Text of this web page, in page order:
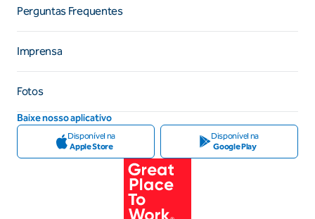
Perguntas Frequentes
Imprensa
Fotos
Baixe nosso aplicativo
Disponível na
Apple Store
Disponível na
Google Play